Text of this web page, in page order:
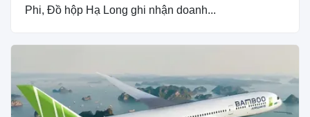
Phi, Đồ hộp Hạ Long ghi nhận doanh...